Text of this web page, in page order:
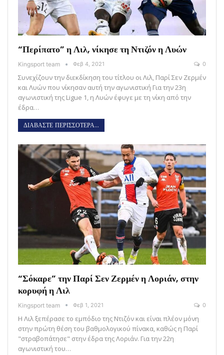
“Περίπατο” η Λιλ, νίκησε τη Ντιζόν η Λυών
Kingsport team Φεβ 4, 2021 0
Συνεχίζουν την διεκδίκηση του τίτλου οι Λιλ, Παρί Σεν Ζερμέν
και Λυών που νίκησαν αυτή την αγωνιστική Για την 23η
αγωνιστική της Ligue 1, η Λυών έφυγε με τη νίκη από την
έδρα…
ΔΙΑΒΑΣΤΕ ΠΕΡΙΣΣΟΤΕΡΑ...
“Σόκαρε” την Παρί Σεν Ζερμέν η Λοριάν, στην
κορυφή η Λιλ
Kingsport team Φεβ 1, 2021 0
Η Λιλ ξεπέρασε το εμπόδιο της Ντιζόν και είναι πλέον μόνη
στην πρώτη θέση του βαθμολογικού πίνακα, καθώς η Παρί
"στραβοπάτησε" στην έδρα της Λοριάν. Για την 22η
αγωνιστική του…